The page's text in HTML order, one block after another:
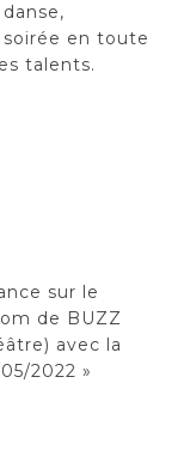
en toute
talents.
sur le
de BUZZ
avec la
2022 »